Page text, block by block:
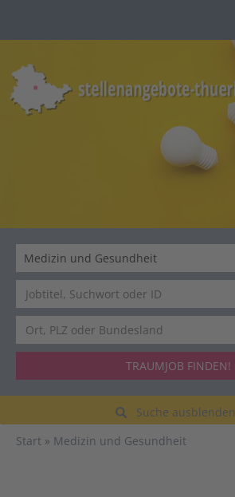
TRAUMJOB FINDEN!
Suche ausblenden
Start
Medizin und Gesundheit